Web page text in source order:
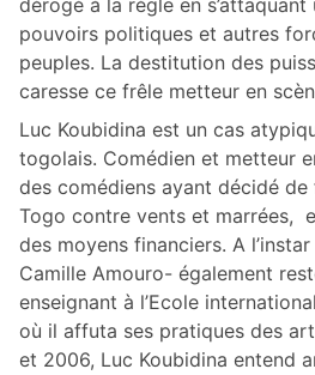
dérogé à la règle en
pouvoirs politiques et autres
peuples. La destitution des
caresse ce frêle metteur en
Luc Koubidina est un cas
togolais. Comédien et metteur
des comédiens ayant décidé
Togo contre vents et marrées,
des moyens financiers. A
Camille Amouro- également
enseignant à l’Ecole
où il affuta ses pratiques des
et 2006, Luc Koubidina entend